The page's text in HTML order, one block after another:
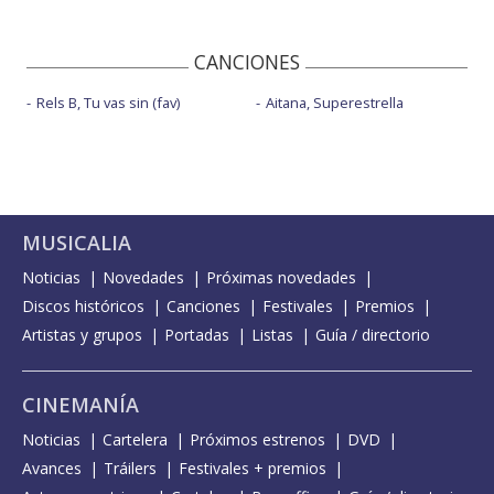
CANCIONES
Rels B, Tu vas sin (fav) Aitana, Superestrella
MUSICALIA
Noticias Novedades
Próximas novedades
Discos históricos
Canciones Festivales
Premios
Artistas y grupos
Portadas Listas Guía / directorio
CINEMANÍA
Noticias Cartelera Próximos estrenos
DVD
Avances
Tráilers
Festivales + premios